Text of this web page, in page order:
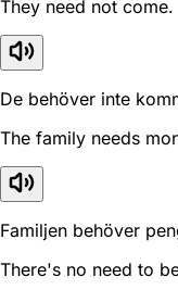
They need not come.
De behöver inte
The family needs
Familjen behöver
There's no need to